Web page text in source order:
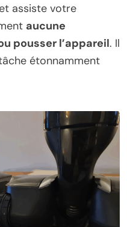
assiste votre
aucune
pousser l’appareil. Il
étonnamment